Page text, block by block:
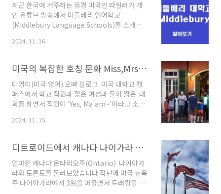
이 실제로 미국에서 생활했으니 거짓말이라고 할
수는 없지만, 그런 경험만으로 책을 내기로 한 출
판사의 결정이나, 직접 책을 쓱로 한 작가들의 용
습니다.시키지도 않은 사명감에 미영이 오빠인
운 이야기를 들려드리려고 합니다.≣ 목차1. 미국
아파트(..
최근 한국에 거주하는 유명 미국인 타일러가 개
인 유튜브 방송에서 미들베리 언어학교
(Middlebury Language Schools)를 소개하며
동안 학생들이 특정 언어에 몰입해 배우는 독특
국인이자 한국어를 비롯한 여러 언어의 능통자인
타일러가 이 학교의 프로그램의 효과와 매력을
소개하면 자연스럽게 많은 사람들이 관심을 가지
게 되는것 같습니다. 영어뿐만 아니라 프랑스어,
스페인어, 중국어 등 다양한 언어를 배울 수 있는
상시킬 수 있는 효과적인 교육 방식을 자랑합니
영되고 있는 여름학교프로그램와 미들베리 언어
학교에 대해 알..
2024. 11. 16.
미국의 복잡한 호칭 문화 Miss,Mrs,Ms,Mr,Sir,Ma'am 중 당신은 누구일까
미영이(미국 영어) 오빠 블로그. 미국 대학교 캠
퍼스에서 학교 직원과 젊은 여성과 둘이 짧은 대
화를 하면서 직원이 'Yes, Ma'am~'이라고 소리
통 사모님, 부인 정도의 호칭인데 젊은 여자에게
통 미국인들은 젊은 여성에 대한 호칭은 거의 대
부분 Miss나 Ms OO이라고 하는데 Ma'am이라
고 부르는 이유가 있을겁니다.미국이든 한국이든
여성들에게는 자신을 향한 호칭이 굉장히 중요합
니다. ^^; 오늘은 '미국인들이 여성과 남성을 부
2024. 11. 15.
디트로이드에서 캐나다 나이가라 폭포(폴) 국경 넘어 가기/캐나다 토론토 둘러보기/나이아가라 폭포 여행 시기와 준비물 알아보기/캐나다 나이아가라 여행 꿀팁 알아보기/캐나다 고속도로 온루트(OnRoute)휴게소 알아보기/토론토 추천 여행지와 음식 알아보기
얼마전 캐나다 온타리오주(Ontario) 나이아가
라와 토론토를 둘러보았습니다.작년에 미국 뉴욕
주 나이아가라에서 3일을 머물면서 트래킹을 했